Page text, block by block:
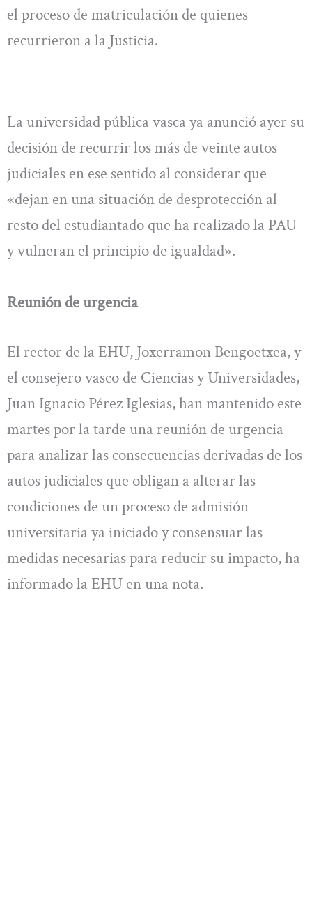
el proceso de matriculación de quienes
recurrieron a la Justicia.
La universidad pública vasca ya anunció ayer su
decisión de recurrir los más de veinte autos
judiciales en ese sentido al considerar que
«dejan en una situación de desprotección al
resto del estudiantado que ha realizado la PAU
y vulneran el principio de igualdad».
Reunión de urgencia
El rector de la EHU, Joxerramon Bengoetxea, y
el consejero vasco de Ciencias y Universidades,
Juan Ignacio Pérez Iglesias, han mantenido este
martes por la tarde una reunión de urgencia
para analizar las consecuencias derivadas de los
autos judiciales que obligan a alterar las
condiciones de un proceso de admisión
universitaria ya iniciado y consensuar las
medidas necesarias para reducir su impacto, ha
informado la EHU en una nota.